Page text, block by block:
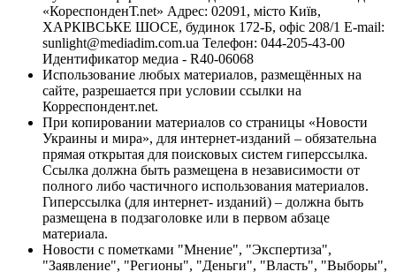
«КореспонденТ.net» Адрес: 02091, місто Київ,
ХАРКІВСЬКЕ ШОСЕ, будинок 172-Б, офіс 208/1 E-mail:
sunlight@mediadim.com.ua Телефон: 044-205-43-00
Идентификатор медиа - R40-06068
Использование любых материалов, размещённых на
сайте, разрешается при условии ссылки на
Корреспондент.net.
При копировании материалов со страницы «Новости
Украины и мира», для интернет-изданий – обязательна
прямая открытая для поисковых систем гиперссылка.
Ссылка должна быть размещена в независимости от
полного либо частичного использования материалов.
Гиперссылка (для интернет- изданий) – должна быть
размещена в подзаголовке или в первом абзаце
материала.
Новости с пометками "Мнение", "Экспертиза",
"Заявление", "Регионы", "Деньги", "Власть", "Выборы",